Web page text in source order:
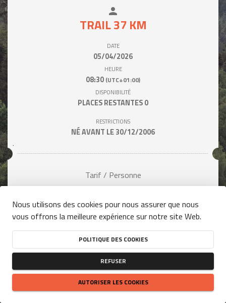
person
TRAIL 37 KM
DATE
05/04/2026
HEURE
08:30 (UTC+01:00)
DISPONIBILITÉ
PLACES RESTANTES0
RESTRICTIONS
NÉ AVANT LE 30/12/2006
Tarif / Personne
32,00 €
Complet
person
Nous utilisons des cookies pour nous assurer que nous
vous offrons la meilleure expérience sur notre site Web.
POLITIQUE DES COOKIES
REFUSER
AUTORISER LES COOKIES